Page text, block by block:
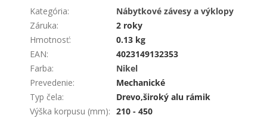
Kategória:
Nábytkové závesy a výklopy
Záruka:
2 roky
Hmotnosť:
0.13 kg
EAN:
4023149132353
Farba:
Nikel
Prevedenie:
Mechanické
Typ čela:
Drevo,široký alu rámik
Výška korpusu (mm): 210 - 450